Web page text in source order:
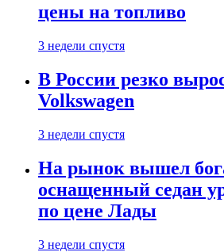
цены на топливо
3 недели спустя
В России резко
Volkswagen
3 недели спустя
На рынок вышел
оснащенный седан
по цене Лады
3 недели спустя